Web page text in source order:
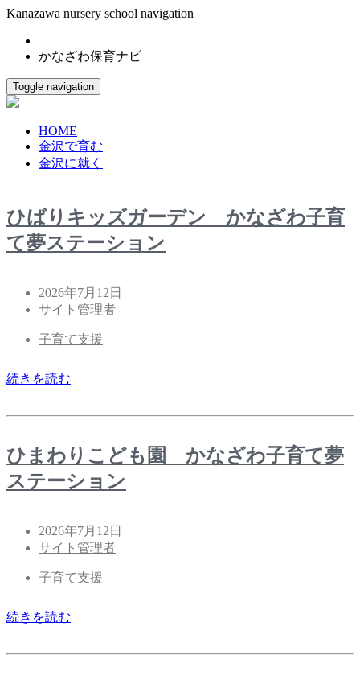
Kanazawa nursery school navigation
かなざわ保育ナビ
Toggle navigation
HOME
金沢で育む
金沢に就く
ひばりキッズガーデン かなざわ子育
て夢ステーション
2026年7月12日
サイト管理者
子育て支援
続きを読む
ひまわりこども園 かなざわ子育て夢
ステーション
2026年7月12日
サイト管理者
子育て支援
続きを読む